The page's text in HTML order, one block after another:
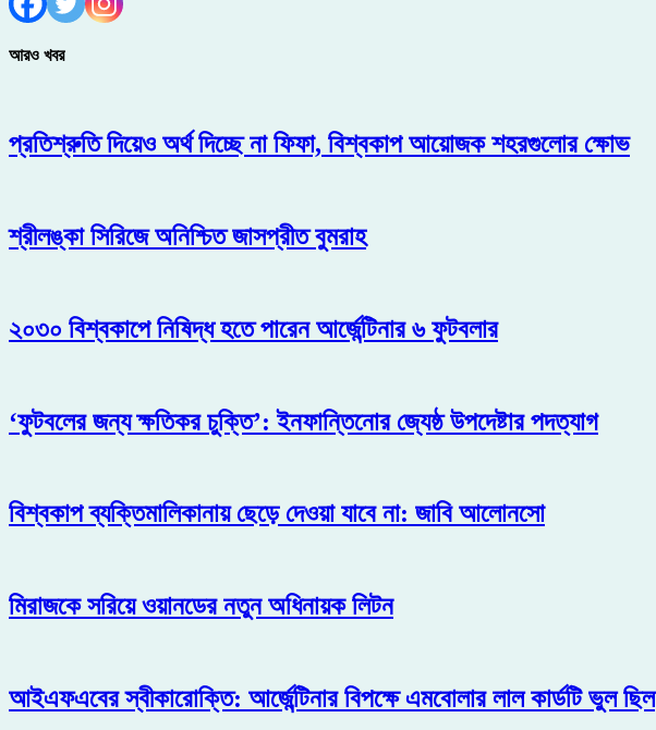
আরও খবর
প্রতিশ্রুতি দিয়েও অর্থ দিচ্ছে না ফিফা, বিশ্বকাপ আয়োজক শহরগুলোর ক্ষোভ
শ্রীলঙ্কা সিরিজে অনিশ্চিত জাসপ্রীত বুমরাহ
২০৩০ বিশ্বকাপে নিষিদ্ধ হতে পারেন আর্জেন্টিনার ৬ ফুটবলার
‘ফুটবলের জন্য ক্ষতিকর চুক্তি’: ইনফান্তিনোর জ্যেষ্ঠ উপদেষ্টার পদত্যাগ
বিশ্বকাপ ব্যক্তিমালিকানায় ছেড়ে দেওয়া যাবে না: জাবি আলোনসো
মিরাজকে সরিয়ে ওয়ানডের নতুন অধিনায়ক লিটন
আইএফএবের স্বীকারোক্তি: আর্জেন্টিনার বিপক্ষে এমবোলার লাল কার্ডটি ভুল ছিল